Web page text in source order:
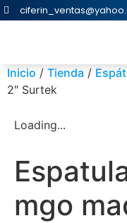
Inicio / Tienda /
2″ Surtek
Loading...
mgo